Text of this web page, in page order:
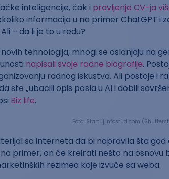
inteligencije, čak i pravljenje CV-ja
informacija u na primer ChatGPT i
– da li je to u redu?
tehnologija, mnogi se oslanjaju na
napisali svoje radne biografije.
radnog iskustva. Ali postoje i
ste „ubacili opis posla u AI i dobili
Biz life.
Foto: Startuj.infostud.com
sa interneta da bi napravila šta god
primer, on će kreirati nešto na osnovu
rezimea koje izvuče sa weba.